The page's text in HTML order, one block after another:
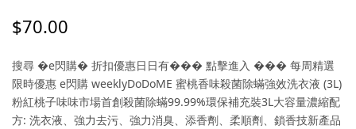
$70.00
搜尋 �e閃購� 折扣優惠日日有��� 點擊進入 ��� 每周精選
限時優惠 e閃購 weeklyDoDoME 蜜桃香味殺菌除蟎強效洗衣液 (3L)
粉紅桃子味味市場首創殺菌除蟎99.99%環保補充裝3L大容量濃縮配
方: 洗衣液、強力去污、強力消臭、添香劑、柔順劑、鎖香技新產品